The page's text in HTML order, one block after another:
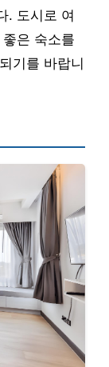
. 도시로 여
은 숙소를
기를 바랍니